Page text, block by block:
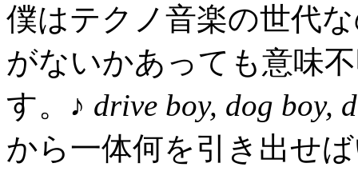
僕はテクノ音楽の世代
がないかあっても意味
す。 ♪ drive boy, dog boy,
から一体何を引き出せ